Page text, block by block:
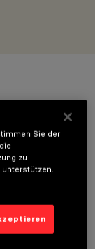
Sie der
zu
unterstützen.